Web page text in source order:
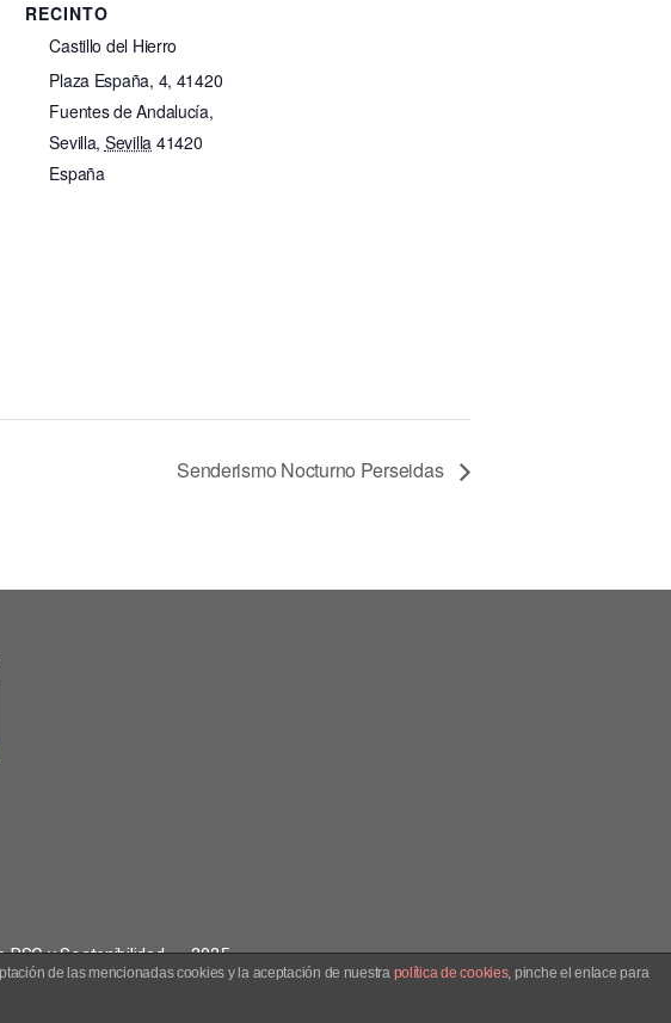
RECINTO
Castillo del Hierro
Plaza España, 4, 41420
Fuentes de Andalucía,
Sevilla, Sevilla 41420
España
Senderismo Nocturno Perseidas
y Sostenibilidad» – 2025
de las mencionadas cookies y la aceptación de nuestra política de cookies, pinche el enlace para